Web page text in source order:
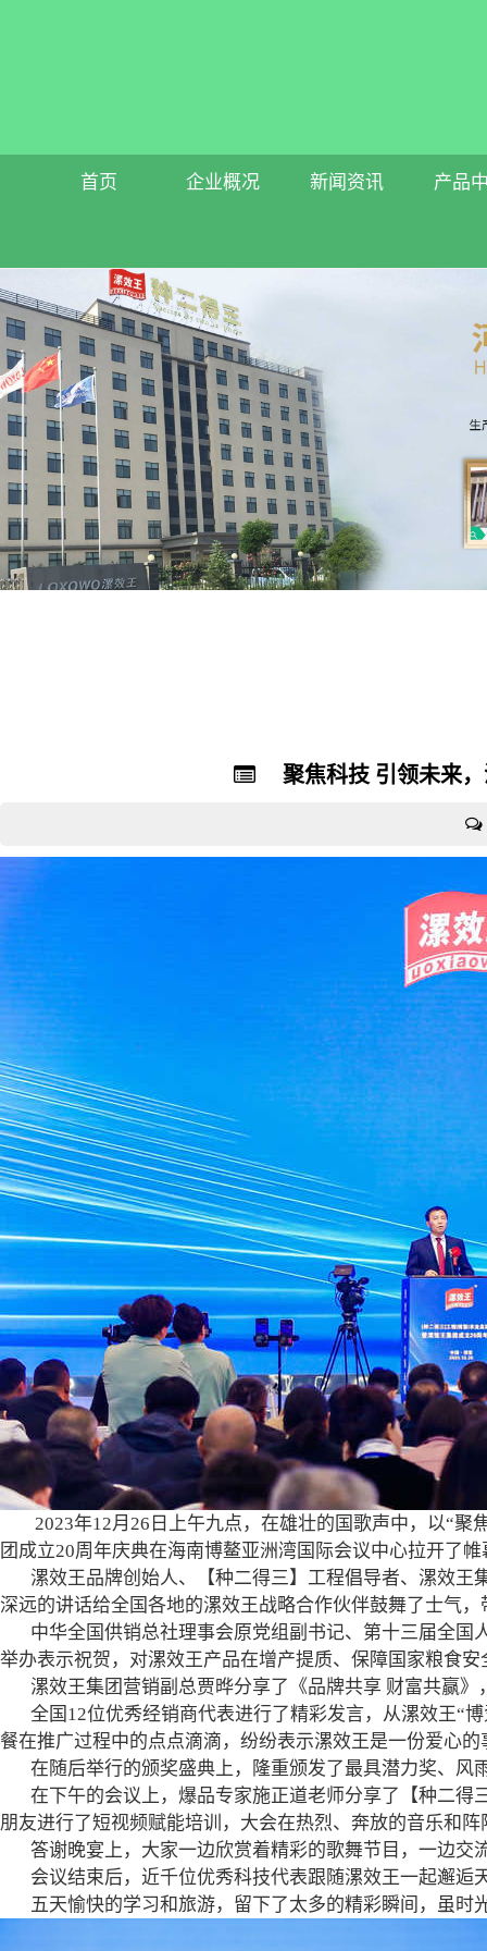
首页 企业概况 新闻资讯 产品
聚焦科技 引领未来，
2023年12月26日上午九点，在雄壮的国歌声中，以“聚
团成立20周年庆典在海南博鳌亚洲湾国际会议中心拉开了
漯效王品牌创始人、【种二得三】工程倡导者、漯效王
深远的讲话给全国各地的漯效王战略合作伙伴鼓舞了士气
中华全国供销总社理事会原党组副书记、第十三届全国
举办表示祝贺，对漯效王产品在增产提质、保障国家粮食
漯效王集团营销副总贾晔分享了《品牌共享 财富共赢》
全国12位优秀经销商代表进行了精彩发言，从漯效王“博
餐在推广过程中的点点滴滴，纷纷表示漯效王是一份爱心
在随后举行的颁奖盛典上，隆重颁发了最具潜力奖、风
在下午的会议上，爆品专家施正道老师分享了【种二得
朋友进行了短视频赋能培训，大会在热烈、奔放的音乐和
答谢晚宴上，大家一边欣赏着精彩的歌舞节目，一边交
会议结束后，近千位优秀科技代表跟随漯效王一起邂逅
五天愉快的学习和旅游，留下了太多的精彩瞬间，虽时